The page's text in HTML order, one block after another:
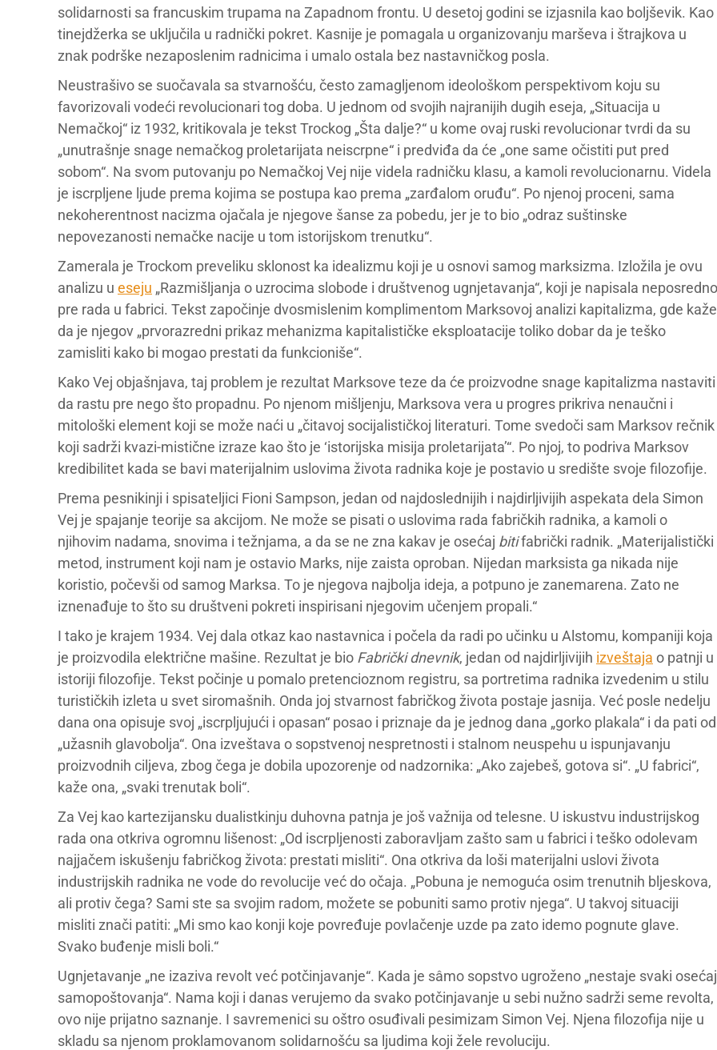
solidarnosti sa francuskim trupama na Zapadnom frontu. U desetoj godini se izjasnila kao boljševik. Kao
tinejdžerka se uključila u radnički pokret. Kasnije je pomagala u organizovanju marševa i štrajkova u
znak podrške nezaposlenim radnicima i umalo ostala bez nastavničkog posla.
Neustrašivo se suočavala sa stvarnošću, često zamagljenom ideološkom perspektivom koju su
favorizovali vodeći revolucionari tog doba. U jednom od svojih najranijih dugih eseja, „Situacija u
Nemačkoj“ iz 1932, kritikovala je tekst Trockog „Šta dalje?“ u kome ovaj ruski revolucionar tvrdi da su
„unutrašnje snage nemačkog proletarijata neiscrpne“ i predviđa da će „one same očistiti put pred
sobom“. Na svom putovanju po Nemačkoj Vej nije videla radničku klasu, a kamoli revolucionarnu. Videla
je iscrpljene ljude prema kojima se postupa kao prema „zarđalom oruđu“. Po njenoj proceni, sama
nekoherentnost nacizma ojačala je njegove šanse za pobedu, jer je to bio „odraz suštinske
nepovezanosti nemačke nacije u tom istorijskom trenutku“.
Zamerala je Trockom preveliku sklonost ka idealizmu koji je u osnovi samog marksizma. Izložila je ovu
analizu u eseju „Razmišljanja o uzrocima slobode i društvenog ugnjetavanja“, koji je napisala neposredno
pre rada u fabrici. Tekst započinje dvosmislenim komplimentom Marksovoj analizi kapitalizma, gde kaže
da je njegov „prvorazredni prikaz mehanizma kapitalističke eksploatacije toliko dobar da je teško
zamisliti kako bi mogao prestati da funkcioniše“.
Kako Vej objašnjava, taj problem je rezultat Marksove teze da će proizvodne snage kapitalizma nastaviti
da rastu pre nego što propadnu. Po njenom mišljenju, Marksova vera u progres prikriva nenaučni i
mitološki element koji se može naći u „čitavoj socijalističkoj literaturi. Tome svedoči sam Marksov rečnik
koji sadrži kvazi-mistične izraze kao što je ‘istorijska misija proletarijata’“. Po njoj, to podriva Marksov
kredibilitet kada se bavi materijalnim uslovima života radnika koje je postavio u središte svoje filozofije.
Prema pesnikinji i spisateljici Fioni Sampson, jedan od najdoslednijih i najdirljivijih aspekata dela Simon
Vej je spajanje teorije sa akcijom. Ne može se pisati o uslovima rada fabričkih radnika, a kamoli o
njihovim nadama, snovima i težnjama, a da se ne zna kakav je osećaj bitifabrički radnik. „Materijalistički
metod, instrument koji nam je ostavio Marks, nije zaista oproban. Nijedan marksista ga nikada nije
koristio, počevši od samog Marksa. To je njegova najbolja ideja, a potpuno je zanemarena. Zato ne
iznenađuje to što su društveni pokreti inspirisani njegovim učenjem propali.“
I tako je krajem 1934. Vej dala otkaz kao nastavnica i počela da radi po učinku u Alstomu, kompaniji koja
je proizvodila električne mašine. Rezultat je bio Fabrički dnevnik, jedan od najdirljivijih izveštaja o patnji u
istoriji filozofije. Tekst počinje u pomalo pretencioznom registru, sa portretima radnika izvedenim u stilu
turističkih izleta u svet siromašnih. Onda joj stvarnost fabričkog života postaje jasnija. Već posle nedelju
dana ona opisuje svoj „iscrpljujući i opasan“ posao i priznaje da je jednog dana „gorko plakala“ i da pati od
„užasnih glavobolja“. Ona izveštava o sopstvenoj nespretnosti i stalnom neuspehu u ispunjavanju
proizvodnih ciljeva, zbog čega je dobila upozorenje od nadzornika: „Ako zajebeš, gotova si“. „U fabrici“,
kaže ona, „svaki trenutak boli“.
Za Vej kao kartezijansku dualistkinju duhovna patnja je još važnija od telesne. U iskustvu industrijskog
rada ona otkriva ogromnu lišenost: „Od iscrpljenosti zaboravljam zašto sam u fabrici i teško odolevam
najjačem iskušenju fabričkog života: prestati misliti“. Ona otkriva da loši materijalni uslovi života
industrijskih radnika ne vode do revolucije već do očaja. „Pobuna je nemoguća osim trenutnih bljeskova,
ali protiv čega? Sami ste sa svojim radom, možete se pobuniti samo protiv njega“. U takvoj situaciji
misliti znači patiti: „Mi smo kao konji koje povređuje povlačenje uzde pa zato idemo pognute glave.
Svako buđenje misli boli.“
Ugnjetavanje „ne izaziva revolt već potčinjavanje“. Kada je sâmo sopstvo ugroženo „nestaje svaki osećaj
samopoštovanja“. Nama koji i danas verujemo da svako potčinjavanje u sebi nužno sadrži seme revolta,
ovo nije prijatno saznanje. I savremenici su oštro osuđivali pesimizam Simon Vej. Njena filozofija nije u
skladu sa njenom proklamovanom solidarnošću sa ljudima koji žele revoluciju.